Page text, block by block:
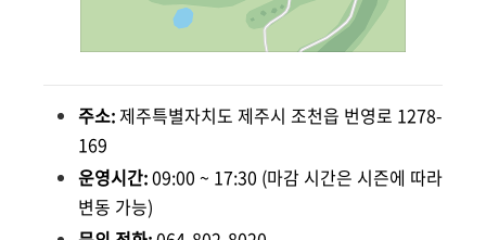
주소:제주특별자치도 제주시 조천읍 번영로 1278-
169
운영시간:09:00 ~ 17:30 (마감 시간은 시즌에 따라
변동 가능)